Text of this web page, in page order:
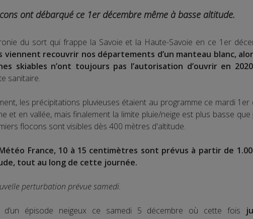
ont débarqué ce 1er décembre même à basse altitude.
du sort qui frappe la Savoie et la Haute-Savoie en ce 1er
viennent recouvrir nos départements d’un manteau blanc,
skiables n’ont toujours pas l’autorisation d’ouvrir en 2020
sanitaire.
les précipitations pluvieuses étaient au programme ce mardi 1er
et en vallée, mais finalement la limite pluie/neige est plus basse
flocons sont visibles dès 400 mètres d'altitude.
France, 10 à 15 centimètres sont prévus à partir de
tout au long de cette journée.
perturbation prévue samedi.
d’un épisode neigeux ce samedi 5 décembre où cette fois